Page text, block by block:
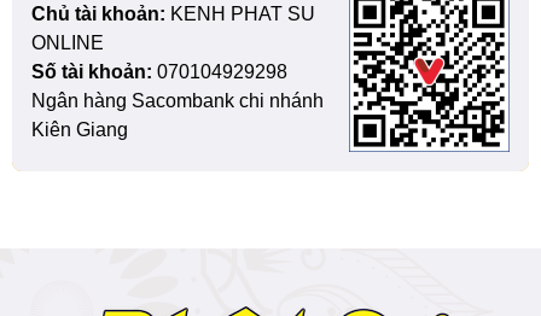
Chủ tài khoản: KENH PHAT SU
ONLINE
Số tài khoản: 070104929298
Ngân hàng Sacombank chi nhánh
Kiên Giang